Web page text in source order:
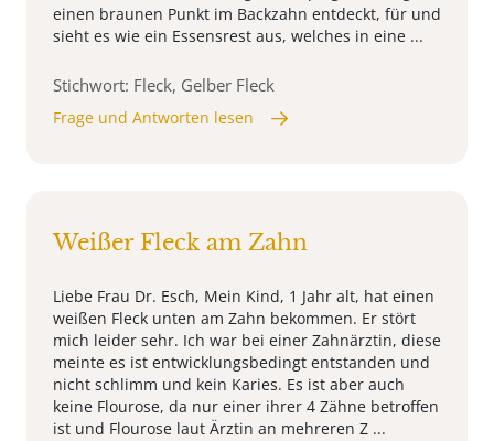
einen braunen Punkt im Backzahn entdeckt, für und
sieht es wie ein Essensrest aus, welches in eine ...
Stichwort: Fleck, Gelber Fleck
Frage und Antworten lesen
Weißer Fleck am Zahn
Liebe Frau Dr. Esch, Mein Kind, 1 Jahr alt, hat einen
weißen Fleck unten am Zahn bekommen. Er stört
mich leider sehr. Ich war bei einer Zahnärztin, diese
meinte es ist entwicklungsbedingt entstanden und
nicht schlimm und kein Karies. Es ist aber auch
keine Flourose, da nur einer ihrer 4 Zähne betroffen
ist und Flourose laut Ärztin an mehreren Z ...